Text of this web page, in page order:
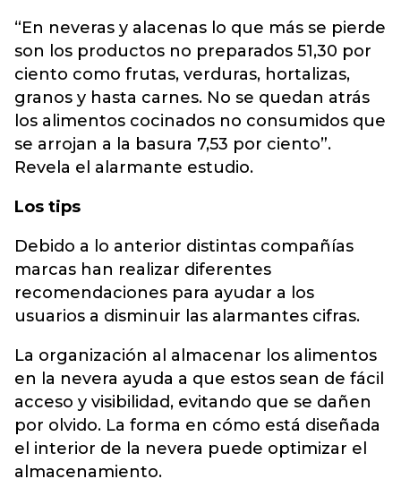
“En neveras y alacenas lo que más se pierde
son los productos no preparados 51,30 por
ciento como frutas, verduras, hortalizas,
granos y hasta carnes. No se quedan atrás
los alimentos cocinados no consumidos que
se arrojan a la basura 7,53 por ciento”.
Revela el alarmante estudio.
Los tips
Debido a lo anterior distintas compañías
marcas han realizar diferentes
recomendaciones para ayudar a los
usuarios a disminuir las alarmantes cifras.
La organización al almacenar los alimentos
en la nevera ayuda a que estos sean de fácil
acceso y visibilidad, evitando que se dañen
por olvido. La forma en cómo está diseñada
el interior de la nevera puede optimizar el
almacenamiento.